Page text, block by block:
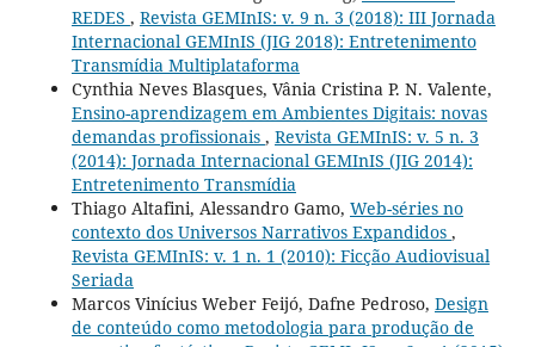
REDES , Revista GEMInIS: v. 9 n. 3 (2018): III Jornada
Internacional GEMInIS (JIG 2018): Entretenimento
Transmídia Multiplataforma
Cynthia Neves Blasques, Vânia Cristina P. N. Valente,
Ensino-aprendizagem em Ambientes Digitais: novas
demandas profissionais , Revista GEMInIS: v. 5 n. 3
(2014): Jornada Internacional GEMInIS (JIG 2014):
Entretenimento Transmídia
Thiago Altafini, Alessandro Gamo, Web-séries no
contexto dos Universos Narrativos Expandidos ,
Revista GEMInIS: v. 1 n. 1 (2010): Ficção Audiovisual
Seriada
Marcos Vinícius Weber Feijó, Dafne Pedroso, Design
de conteúdo como metodologia para produção de